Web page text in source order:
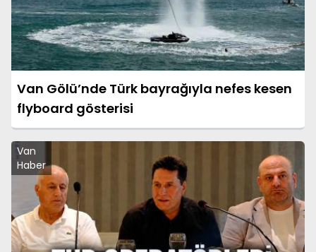
Van Gölü’nde Türk bayrağıyla nefes kesen
flyboard gösterisi
Van
Haber